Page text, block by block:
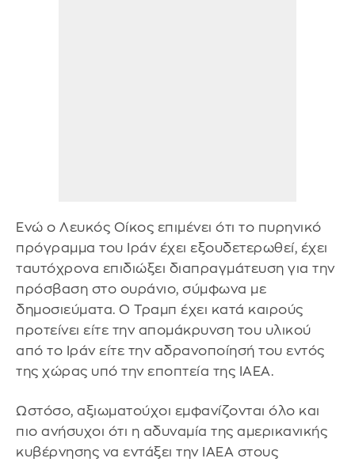
Ενώ ο Λευκός Οίκος επιμένει ότι το πυρηνικό
πρόγραμμα του Ιράν έχει εξουδετερωθεί, έχει
ταυτόχρονα επιδιώξει διαπραγμάτευση για την
πρόσβαση στο ουράνιο, σύμφωνα με
δημοσιεύματα. Ο Τραμπ έχει κατά καιρούς
προτείνει είτε την απομάκρυνση του υλικού
από το Ιράν είτε την αδρανοποίησή του εντός
της χώρας υπό την εποπτεία της IAEA.
Ωστόσο, αξιωματούχοι εμφανίζονται όλο και
πιο ανήσυχοι ότι η αδυναμία της αμερικανικής
κυβέρνησης να εντάξει την IAEA στους